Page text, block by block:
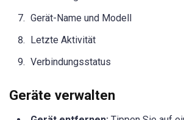
Gerät-Name und Modell
Letzte Aktivität
Verbindungsstatus
Geräte verwalten